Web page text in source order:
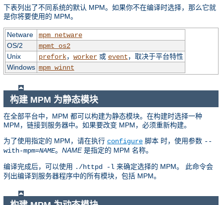
下表列出了不同系统的默认 MPM。如果你不在编译时选择，那么它就
是你将要使用的 MPM。
Netware
mpm_netware
OS/2
mpmt_os2
Unix
prefork， worker或 event，取决于平台特性
Windows mpm_winnt
构建 MPM 为静态模块
在全部平台中，MPM 都可以构建为静态模块。在构建时选择一种
MPM，链接到服务器中。如果要改变 MPM，必须重新构建。
为了使用指定的 MPM，请在执行 configure 脚本 时，使用参数 --
with-mpm=NAME。 NAME是指定的 MPM 名称。
编译完成后，可以使用 ./httpd -l 来确定选择的 MPM。 此命令会
列出编译到服务器程序中的所有模块，包括 MPM。